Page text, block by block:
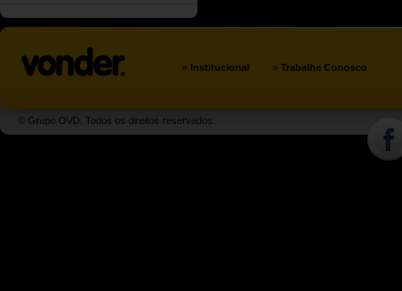
» Institucional » Trabalhe Conosco
© Grupo OVD. Todos os direitos reservados.